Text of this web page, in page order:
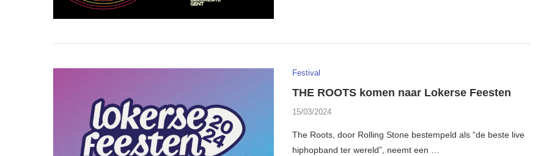
Festival
THE ROOTS komen naar Lokerse Feesten
15/03/2024
The Roots, door Rolling Stone bestempeld als “de beste live
hiphopband ter wereld”, neemt een …